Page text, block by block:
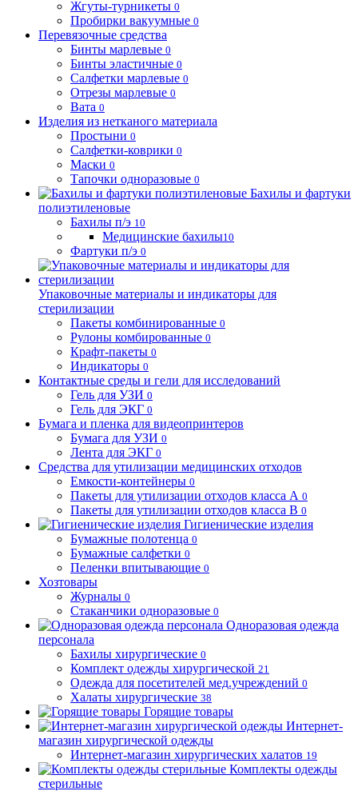
Жгуты-турникеты 0
Пробирки вакуумные 0
Перевязочные средства
Бинты марлевые 0
Бинты эластичные 0
Салфетки марлевые 0
Отрезы марлевые 0
Вата 0
Изделия из нетканого материала
Простыни 0
Салфетки-коврики 0
Маски 0
Тапочки одноразовые 0
Бахилы и фартуки
полиэтиленовые
Бахилы п/э 10
Медицинские бахилы10
Фартуки п/э 0
Упаковочные материалы и индикаторы для
стерилизации
Пакеты комбинированные 0
Рулоны комбированные 0
Крафт-пакеты 0
Индикаторы 0
Контактные среды и гели для исследований
Гель для УЗИ 0
Гель для ЭКГ 0
Бумага и пленка для видеопринтеров
Бумага для УЗИ 0
Лента для ЭКГ 0
Средства для утилизации медицинских отходов
Емкости-контейнеры 0
Пакеты для утилизации отходов класса А 0
Пакеты для утилизации отходов класса В 0
Гигиенические изделия
Бумажные полотенца 0
Бумажные салфетки 0
Пеленки впитывающие 0
Хозтовары
Журналы 0
Стаканчики одноразовые 0
Одноразовая одежда
персонала
Бахилы хирургические 0
Комплект одежды хирургической 21
Одежда для посетителей мед.учреждений 0
Халаты хирургические 38
Горящие товары
Интернет-
магазин хирургической одежды
Интернет-магазин хирургических халатов 19
Комплекты одежды
стерильные